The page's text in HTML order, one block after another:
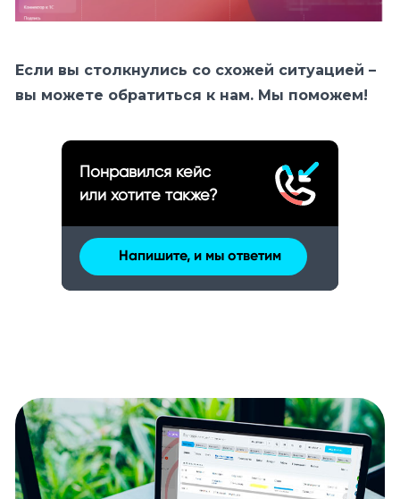
Если вы столкнулись со схожей ситуацией –
вы можете обратиться к нам. Мы поможем!
Понравился кейс
или хотите также?
Напишите, и мы ответим